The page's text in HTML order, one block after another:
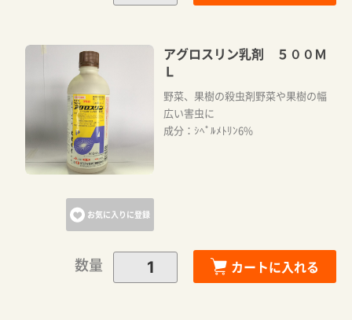
お気に入りに登録
アグロスリン乳剤 ５００Ｍ
Ｌ
野菜、果樹の殺虫剤野菜や果樹の幅
広い害虫に
成分：ｼﾍﾟﾙﾒﾄﾘﾝ6%
数量 カートに入れる
カートに追加しました。